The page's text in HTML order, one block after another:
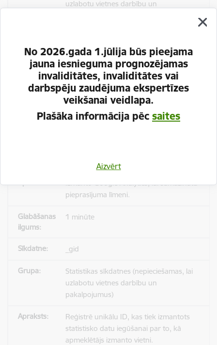
No 2026.gada 1.jūlija būs pieejama
jauna iesnieguma prognozējamas
invaliditātes, invaliditātes vai
darbspēju zaudējuma ekspertīzes
veikšanai veidlapa.
Plašāka informācija pēc saites
Aizvērt
uzlabotu vietnes darbību un
statistisko datu iegūšanai par to, kā
apmeklētājs izmanto vietni.
2 gadi
_gat
Izmanto Google Analytics, lai samazinātu
pieprasījuma līmeni.
1 minūte
_gid
Statistikas sīkdatnes (nepieciešamas, lai
uzlabotu vietnes darbību un
pakalpojumus)
Reģistrē unikālu ID, kas tiek izmantots
statistisko datu iegūšanai par to, kā
apmeklētājs izmanto vietni.